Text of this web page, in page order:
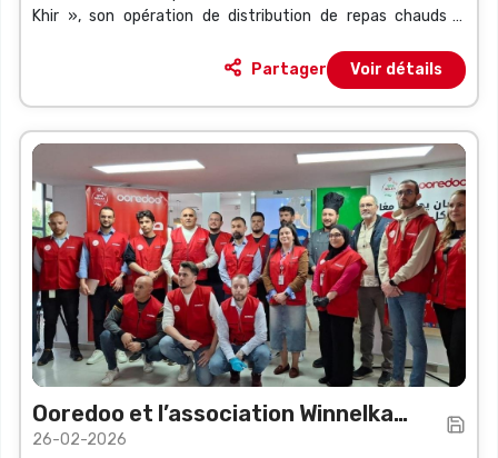
Khir », son opération de distribution de repas chauds à
Food Truck » installé à Ben Aknoun, Alger.
Partager Voir détails
Ooredoo et l’association Winnelka
reconduisent l’opération « IFTAR BOX
26-02-2026